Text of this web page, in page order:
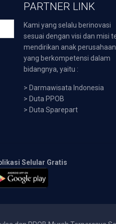
PARTNER LINK
Kami yang selalu berinovasi
sesuai dengan visi dan misi
mendirikan anak perusahaan
yang berkompetensi dalam
bidangnya, yaitu :
> Darmawisata Indonesia
> Duta PPOB
> Duta Sparepart
Selular Gratis